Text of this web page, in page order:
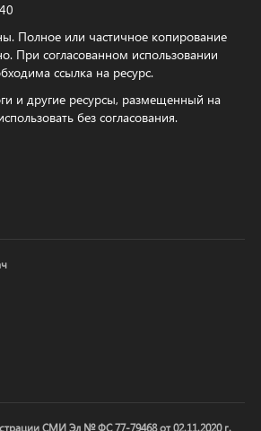
Полное или частичное копирование
При согласованном использовании
ссылка на ресурс.
и другие ресурсы, размещенный на
без согласования.
СМИ Эл № ФС 77-79468 от 02.11.2020 г.